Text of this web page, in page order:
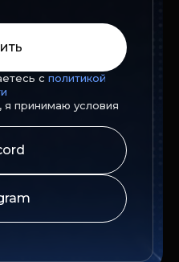
с политикой
принимаю условия